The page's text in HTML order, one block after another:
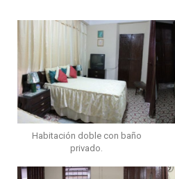
Habitación doble con baño
privado.